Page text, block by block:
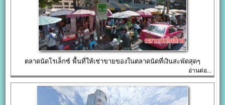
ตลาดนัดโรเล็กซ์ พื้นที่ให้เช่าขายของในตลาดนัดที่เงินสะพัดสุดๆ
อ่านต่อ...